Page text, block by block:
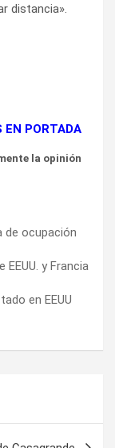
distancia».
EN PORTADA
la opinión
de ocupación
y Francia
en EEUU